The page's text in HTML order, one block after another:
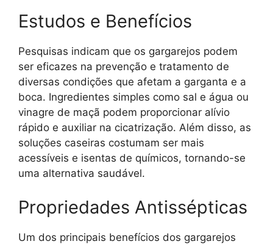
Estudos e Benefícios
Pesquisas indicam que os gargarejos podem
ser eficazes na prevenção e tratamento de
diversas condições que afetam a garganta e a
boca. Ingredientes simples como sal e água ou
vinagre de maçã podem proporcionar alívio
rápido e auxiliar na cicatrização. Além disso, as
soluções caseiras costumam ser mais
acessíveis e isentas de químicos, tornando-se
uma alternativa saudável.
Propriedades Antissépticas
Um dos principais benefícios dos gargarejos